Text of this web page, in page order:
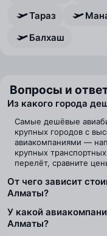
Тараз
Балхаш
Вопросы и
Из какого города
Самые дешёвые
крупных городов с
авиакомпаниями —
крупных
перелёт, сравните
От чего зависит
Алматы?
У какой
Алматы?